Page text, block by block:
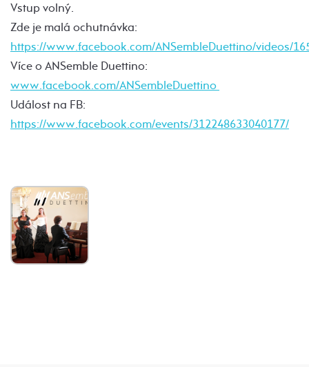
Vstup volný.
Zde je malá ochutnávka:
https://www.facebook.com/ANSembleDuettino/videos/
Více o ANSemble Duettino:
www.facebook.com/ANSembleDuettino
Událost na FB:
https://www.facebook.com/events/312248633040177/